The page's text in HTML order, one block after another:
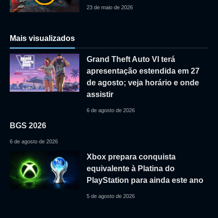
23 de maio de 2026
Mais visualizados
Grand Theft Auto VI terá
apresentação estendida em 27
de agosto; veja horário e onde
assistir
6 de agosto de 2026
BGS 2026
6 de agosto de 2026
Xbox prepara conquista
equivalente à Platina do
PlayStation para ainda este ano
5 de agosto de 2026